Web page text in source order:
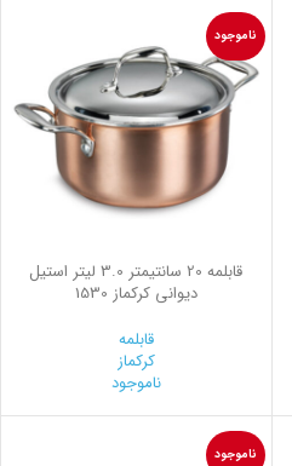
ناموجود
قابلمه 20 سانتیمتر 3.0 لیتر استیل
ديواني کرکماز 1530
قابلمه
کرکماز
ناموجود
ناموجود